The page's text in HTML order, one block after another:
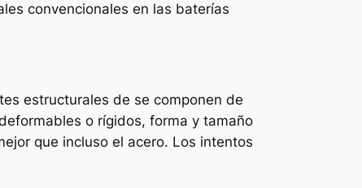
convencionales en las baterías
estructurales de se componen de
o rígidos, forma y tamaño
que incluso el acero. Los intentos